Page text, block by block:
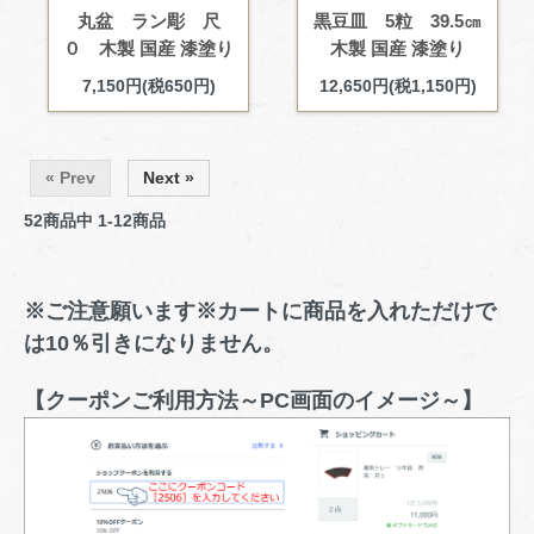
丸盆 ラン彫 尺
０ 木製 国産 漆塗り
7,150円(税650円)
黒豆皿 5粒 39.5㎝
木製 国産 漆塗り
12,650円(税1,150円)
« Prev Next »
52商品中 1-12商品
※ご注意願います※カートに商品を入れただけで
は10％引きになりません。
【クーポンご利用方法～PC画面のイメージ～】